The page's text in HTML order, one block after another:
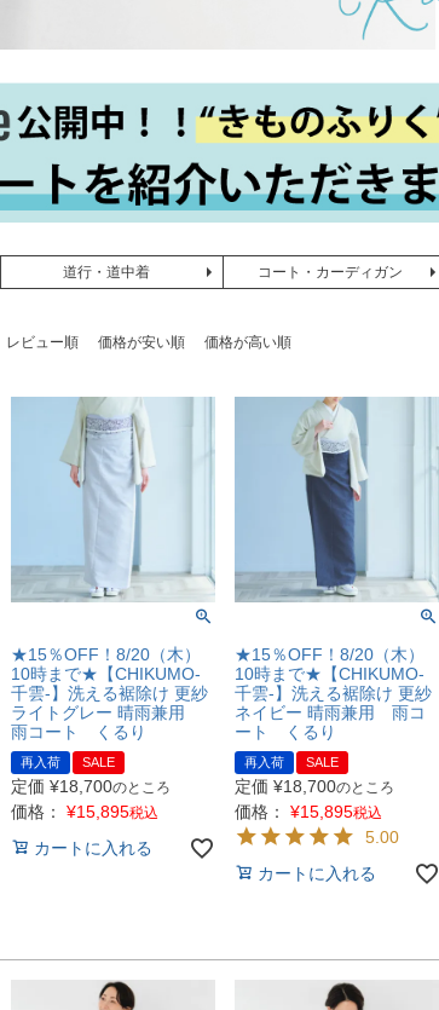
道行・道中着 コート・カーディガン
レビュー順 価格が安い順 価格が高い順
★15％OFF！8/20（木）
10時まで★【CHIKUMO-
千雲-】洗える裾除け 更紗
ライトグレー 晴雨兼用
雨コート くるり
再入荷 SALE
定価 ¥18,700のところ
価格： ¥15,895税込
カートに入れる
★15％OFF！8/20（木）
10時まで★【CHIKUMO-
千雲-】洗える裾除け 更紗
ネイビー 晴雨兼用 雨コ
ート くるり
再入荷 SALE
定価 ¥18,700のところ
価格： ¥15,895税込
5.00
カートに入れる